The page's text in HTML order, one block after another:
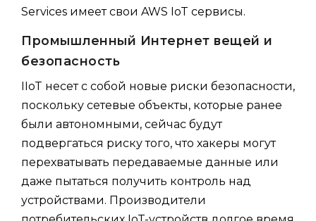
Services имеет свои AWS IoT сервисы.
Промышленный Интернет вещей и
безопасность
IIoT несет с собой новые риски безопасности,
поскольку сетевые объекты, которые ранее
были автономными, сейчас будут
подвергаться риску того, что хакеры могут
перехватывать передаваемые данные или
даже пытаться получить контроль над
устройствами. Производители